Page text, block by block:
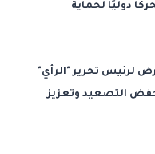
دوليًا لحماية
لرئيس تحرير "الرأي"
التصعيد وتعزيز